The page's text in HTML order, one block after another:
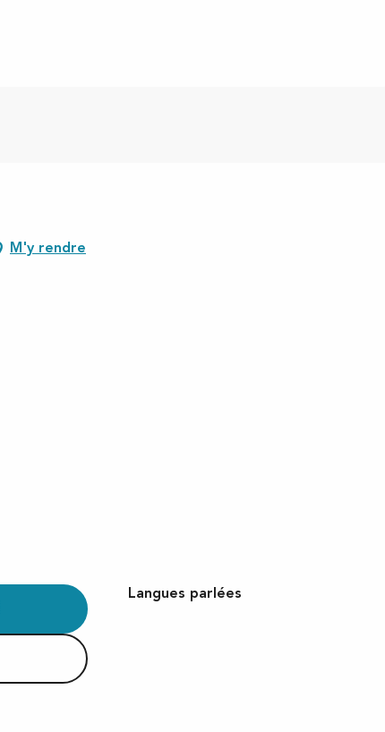
M'y rendre
Langues parlées
Langues parlées